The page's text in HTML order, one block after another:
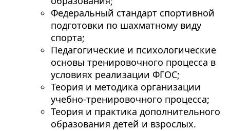
Федеральный стандарт спортивной
подготовки по шахматному виду
спорта;
Педагогические и психологические
основы тренировочного процесса в
условиях реализации ФГОС;
Теория и методика организации
учебно-тренировочного процесса;
Теория и практика дополнительного
образования детей и взрослых.